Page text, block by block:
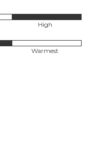
High
Warmest